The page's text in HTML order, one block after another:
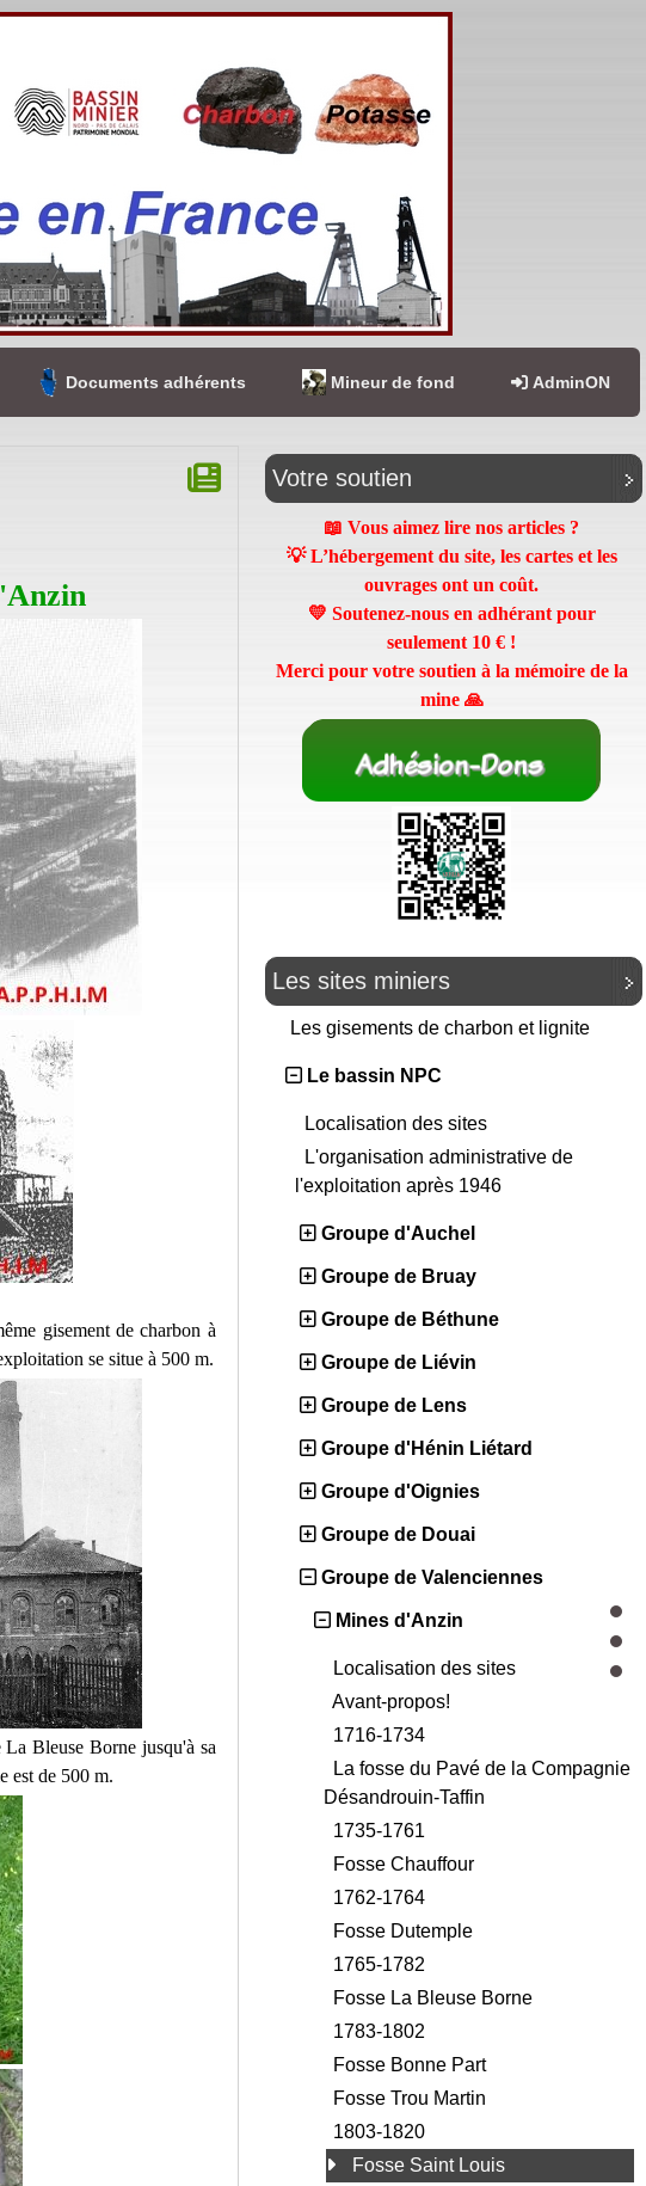
Documents adhérents Mineur de fond AdminON
gisement de charbon à
se situe à 500 m.
La Bleuse Borne jusqu'à sa
est de 500 m.
Votre soutien
📖 Vous aimez lire nos articles ?
💡 L’hébergement du site, les cartes et les
ouvrages ont un coût.
💛 Soutenez-nous en adhérant pour
seulement 10 € !
Merci pour votre soutien à la mémoire de la
mine 🙏
Les sites miniers
Les gisements de charbon et lignite
Le bassin NPC
Localisation des sites
L'organisation administrative de
l'exploitation après 1946
Groupe d'Auchel
Groupe de Bruay
Groupe de Béthune
Groupe de Liévin
Groupe de Lens
Groupe d'Hénin Liétard
Groupe d'Oignies
Groupe de Douai
Groupe de Valenciennes
Mines d'Anzin
Localisation des sites
Avant-propos!
1716-1734
La fosse du Pavé de la Compagnie
Désandrouin-Taffin
1735-1761
Fosse Chauffour
1762-1764
Fosse Dutemple
1765-1782
Fosse La Bleuse Borne
1783-1802
Fosse Bonne Part
Fosse Trou Martin
1803-1820
Fosse Saint Louis